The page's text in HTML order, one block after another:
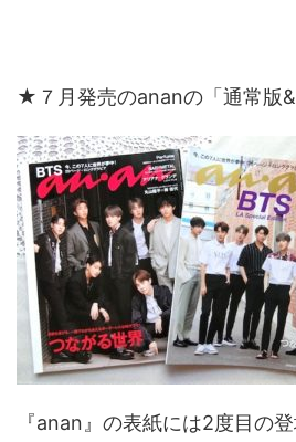
★７月発売のananの「通常版&
『anan』の表紙には2度目の